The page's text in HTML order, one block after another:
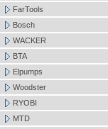
FarTools
Bosch
WACKER
BTA
Elpumps
Woodster
RYOBI
MTD